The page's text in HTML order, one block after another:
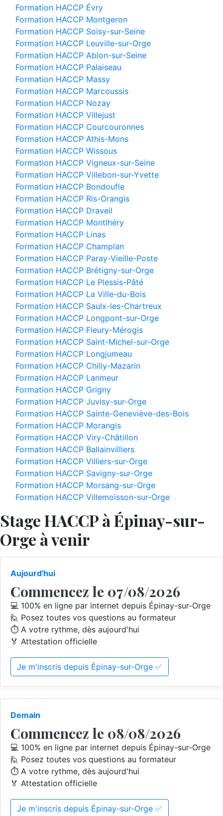
Formation HACCP Évry
Formation HACCP Montgeron
Formation HACCP Soisy-sur-Seine
Formation HACCP Leuville-sur-Orge
Formation HACCP Ablon-sur-Seine
Formation HACCP Palaiseau
Formation HACCP Massy
Formation HACCP Marcoussis
Formation HACCP Nozay
Formation HACCP Villejust
Formation HACCP Courcouronnes
Formation HACCP Athis-Mons
Formation HACCP Wissous
Formation HACCP Vigneux-sur-Seine
Formation HACCP Villebon-sur-Yvette
Formation HACCP Bondoufle
Formation HACCP Ris-Orangis
Formation HACCP Draveil
Formation HACCP Montlhéry
Formation HACCP Linas
Formation HACCP Champlan
Formation HACCP Paray-Vieille-Poste
Formation HACCP Brétigny-sur-Orge
Formation HACCP Le Plessis-Pâté
Formation HACCP La Ville-du-Bois
Formation HACCP Saulx-les-Chartreux
Formation HACCP Longpont-sur-Orge
Formation HACCP Fleury-Mérogis
Formation HACCP Saint-Michel-sur-Orge
Formation HACCP Longjumeau
Formation HACCP Chilly-Mazarin
Formation HACCP Lanmeur
Formation HACCP Grigny
Formation HACCP Juvisy-sur-Orge
Formation HACCP Sainte-Geneviève-des-Bois
Formation HACCP Morangis
Formation HACCP Viry-Châtillon
Formation HACCP Ballainvilliers
Formation HACCP Villiers-sur-Orge
Formation HACCP Savigny-sur-Orge
Formation HACCP Morsang-sur-Orge
Formation HACCP Villemoisson-sur-Orge
Stage HACCP à Épinay-sur-
Orge à venir
Aujourd'hui
Commencez le 07/08/2026
💻 100% en ligne par internet depuis Épinay-sur-Orge
🙋 Posez toutes vos questions au formateur
⏱️ A votre rythme, dès aujourd'hui
🏅 Attestation officielle
Je m'inscris depuis Épinay-sur-Orge ✅
Demain
Commencez le 08/08/2026
💻 100% en ligne par internet depuis Épinay-sur-Orge
🙋 Posez toutes vos questions au formateur
⏱️ A votre rythme, dès aujourd'hui
🏅 Attestation officielle
Je m'inscris depuis Épinay-sur-Orge ✅